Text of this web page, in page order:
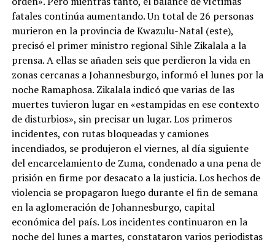
fatales continúa aumentando. Un total de 26 personas
murieron en la provincia de Kwazulu-Natal (este),
precisó el primer ministro regional Sihle Zikalala a la
prensa. A ellas se añaden seis que perdieron la vida en
zonas cercanas a Johannesburgo, informó el lunes por la
noche Ramaphosa. Zikalala indicó que varias de las
muertes tuvieron lugar en «estampidas en ese contexto
de disturbios», sin precisar un lugar. Los primeros
incidentes, con rutas bloqueadas y camiones
incendiados, se produjeron el viernes, al día siguiente
del encarcelamiento de Zuma, condenado a una pena de
prisión en firme por desacato a la justicia. Los hechos de
violencia se propagaron luego durante el fin de semana
en la aglomeración de Johannesburgo, capital
económica del país. Los incidentes continuaron en la
noche del lunes a martes, constataron varios periodistas